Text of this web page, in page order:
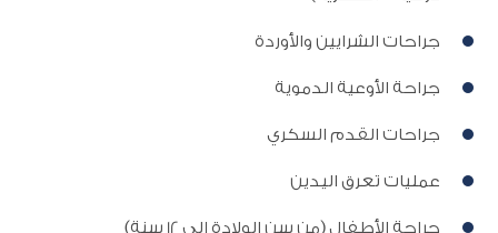
جراحات الشرايين والأوردة
جراحة الأوعية الدموية
جراحات القدم السكري
عمليات تعرق اليدين
جراحة الأطفال (من سن الولادة إلى 12 سنة)